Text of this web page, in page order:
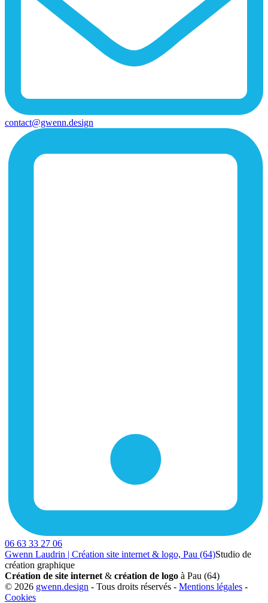
contact@gwenn.design
06 63 33 27 06
Gwenn Laudrin | Création site internet & logo, Pau (64)Studio de
création graphique
Création de site internet & création de logo à Pau (64)
© 2026 gwenn.design - Tous droits réservés - Mentions légales -
Cookies